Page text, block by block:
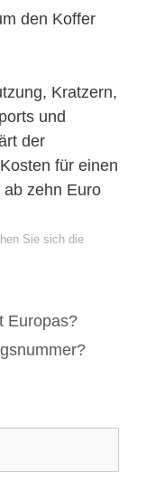
den Koffer
Kratzern,
und
der
für einen
zehn Euro
Sie sich die
Europas?